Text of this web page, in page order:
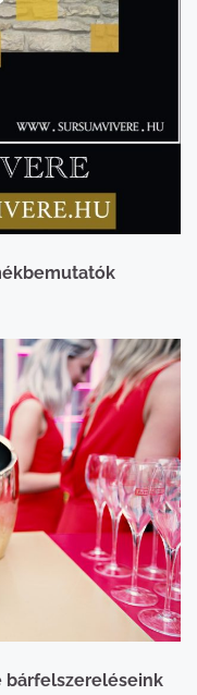
bárfelszereléseink